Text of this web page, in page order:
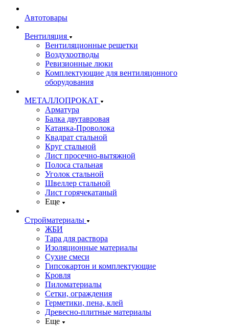
Автотовары
Вентиляция
Вентиляционные решетки
Воздухоотводы
Ревизионные люки
Комплектующие для вентиляцонного
оборудования
МЕТАЛЛОПРОКАТ
Арматура
Балка двутавровая
Катанка-Проволока
Квадрат стальной
Круг стальной
Лист просечно-вытяжной
Полоса стальная
Уголок стальной
Швеллер стальной
Лист горячекатаный
Еще
Стройматериалы
ЖБИ
Тара для раствора
Изоляционные материалы
Сухие смеси
Гипсокартон и комплектующие
Кровля
Пиломатериалы
Сетки, ограждения
Герметики, пена, клей
Древесно-плитные материалы
Еще